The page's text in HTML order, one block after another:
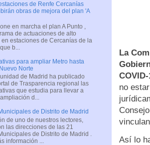
La
COVID-
no
Así lo
de Renfe Cercanías
obras de mejora del plan 'A
en marcha el plan A Punto ,
de actuaciones de alto
en estaciones de Cercanías de la
b...
para ampliar Metro hasta
Norte
de Madrid ha publicado
de Trasparencia regional las
que estudia para llevar a
d...
de Distrito de Madrid
de uno de nuestros lectores,
las direcciones de las 21
de Distrito de Madrid .
información ...